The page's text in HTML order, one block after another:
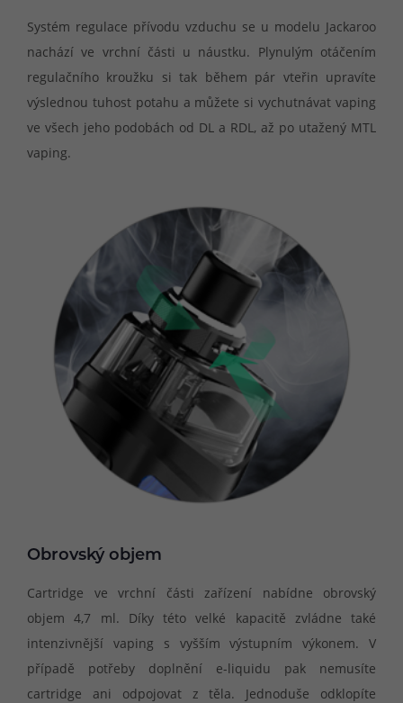
Systém regulace přívodu vzduchu se u modelu Jackaroo
nachází ve vrchní části u náustku. Plynulým otáčením
regulačního kroužku si tak během pár vteřin upravíte
výslednou tuhost potahu a můžete si vychutnávat vaping
ve všech jeho podobách od DL a RDL, až po utažený MTL
vaping.
Obrovský objem
Cartridge ve vrchní části zařízení nabídne obrovský
objem 4,7 ml. Díky této velké kapacitě zvládne také
intenzivnější vaping s vyšším výstupním výkonem. V
případě potřeby doplnění e-liquidu pak nemusíte
cartridge ani odpojovat z těla. Jednoduše odklopíte